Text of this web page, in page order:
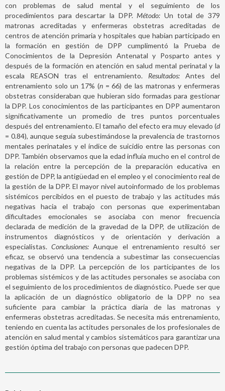
con problemas de salud mental y el seguimiento de los
procedimientos para descartar la DPP.Método: Un total de 379
matronas acreditadas y enfermeras obstetras acreditadas de
centros de atención primaria y hospitales que habían participado en
la formación en gestión de DPP cumplimentó la Prueba de
Conocimientos de la Depresión Antenatal y Posparto antes y
después de la formación en atención en salud mental perinatal y la
escala REASON tras el entrenamiento. Resultados:Antes del
entrenamiento solo un 17% (n= 66) de las matronas y enfermeras
obstetras consideraban que hubieran sido formadas para gestionar
la DPP. Los conocimientos de las participantes en DPP aumentaron
significativamente un promedio de tres puntos porcentuales
después del entrenamiento. El tamaño del efecto era muy elevado (d
= 0.84), aunque seguía subestimándose la prevalencia de trastornos
mentales perinatales y el índice de suicidio entre las personas con
DPP. También observamos que la edad influía mucho en el control de
la relación entre la percepción de la preparación educativa en
gestión de DPP, la antigüedad en el empleo y el conocimiento real de
la gestión de la DPP. El mayor nivel autoinformado de los problemas
sistémicos percibidos en el puesto de trabajo y las actitudes más
negativas hacia el trabajo con personas que experimentaban
dificultades emocionales se asociaba con menor frecuencia
declarada de medición de la gravedad de la DPP, de utilización de
instrumentos diagnósticos y de orientación y derivación a
especialistas.Conclusiones: Aunque el entrenamiento resultó ser
eficaz, se observó una tendencia a subestimar las consecuencias
negativas de la DPP. La percepción de los participantes de los
problemas sistémicos y de las actitudes personales se asociaba con
el seguimiento de los procedimientos de diagnóstico. Puede ser que
la aplicación de un diagnóstico obligatorio de la DPP no sea
suficiente para cambiar la práctica diaria de las matronas y
enfermeras obstetras acreditadas. Se necesita más entrenamiento,
teniendo en cuenta las actitudes personales de los profesionales de
atención en salud mental y cambios sistemáticos para garantizar una
gestión óptima del trabajo con personas que padecen DPP.